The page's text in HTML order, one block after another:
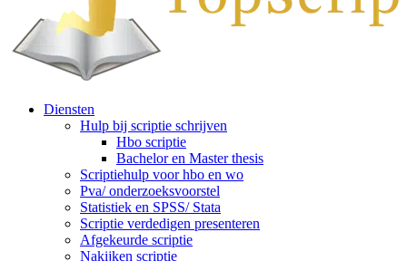
Diensten
Hulp bij scriptie schrijven
Hbo scriptie
Bachelor en Master thesis
Scriptiehulp voor hbo en wo
Pva/ onderzoeksvoorstel
Statistiek en SPSS/ Stata
Scriptie verdedigen presenteren
Afgekeurde scriptie
Nakijken scriptie